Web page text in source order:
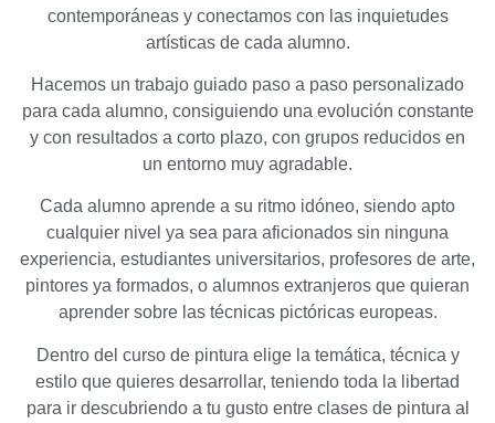
contemporáneas y conectamos con las inquietudes
artísticas de cada alumno.
Hacemos un trabajo guiado paso a paso personalizado
para cada alumno, consiguiendo una evolución constante
y con resultados a corto plazo, con grupos reducidos en
un entorno muy agradable.
Cada alumno aprende a su ritmo idóneo, siendo apto
cualquier nivel ya sea para aficionados sin ninguna
experiencia, estudiantes universitarios, profesores de arte,
pintores ya formados, o alumnos extranjeros que quieran
aprender sobre las técnicas pictóricas europeas.
Dentro del curso de pintura elige la temática, técnica y
estilo que quieres desarrollar, teniendo toda la libertad
para ir descubriendo a tu gusto entre clases de pintura al